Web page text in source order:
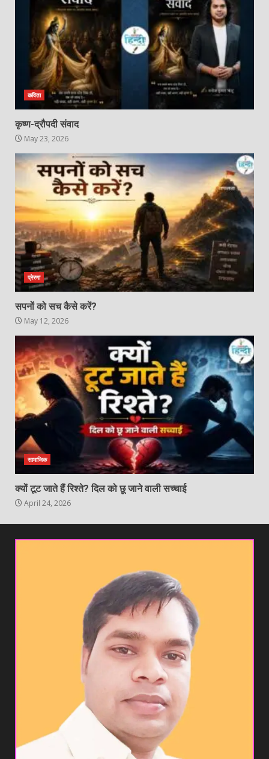
कविता
कृष्ण-द्रौपदी संवाद
May 23, 2026
प्रेरणा
सपनों को सच कैसे करें?
May 12, 2026
सामाजिक
क्यों टूट जाते हैं रिश्ते? दिल को छू जाने वाली सच्चाई
April 24, 2026